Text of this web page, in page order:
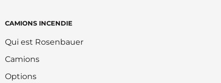
CAMIONS INCENDIE
Qui est Rosenbauer
Camions
Options